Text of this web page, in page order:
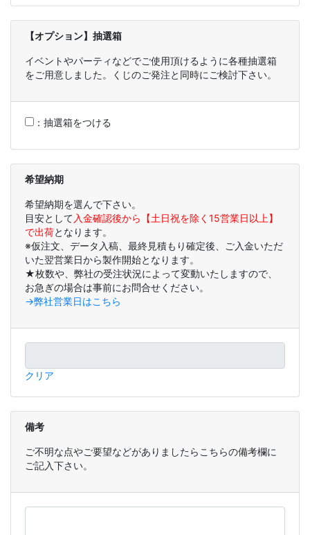
【オプション】抽選箱
イベントやパーティなどでご使用頂けるように各種抽選箱
をご用意しました。くじのご発注と同時にご検討下さい。
： 抽選箱をつける
希望納期
希望納期を選んで下さい。
目安として 入金確認後から【土日祝を除く15営業日以上】
で出荷となります。
※仮注文、データ入稿、最終見積もり確定後、ご入金いただ
いた翌営業日から製作開始となります。
★枚数や、弊社の受注状況によって変動いたしますので、
お急ぎの場合は事前にお問合せください。
→弊社営業日はこちら
クリア
備考
ご不明な点やご要望などがありましたらこちらの備考欄に
ご記入下さい。